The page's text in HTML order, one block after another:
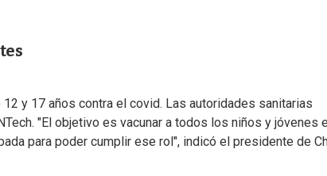
y 17 años contra el covid. Las autoridades sanitarias
"El objetivo es vacunar a todos los niños y jóvenes
para poder cumplir ese rol", indicó el presidente de